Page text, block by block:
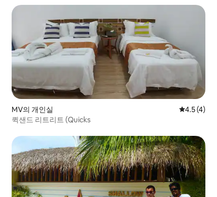
MV의 개인실 평점 4.5점
4.5 (4)
퀵샌드 리트리트 (Quicks